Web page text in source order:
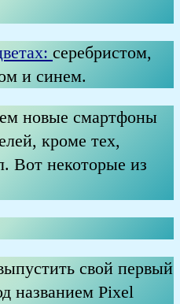
серебристом,
и синем.
новые смартфоны
кроме тех,
Вот некоторые из
свой первый
названием Pixel